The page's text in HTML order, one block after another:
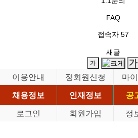
FAQ
접속자 57
새글
이용안내 정회원신청 마
채용정보
인재정보 공
로그인
회원가입 정